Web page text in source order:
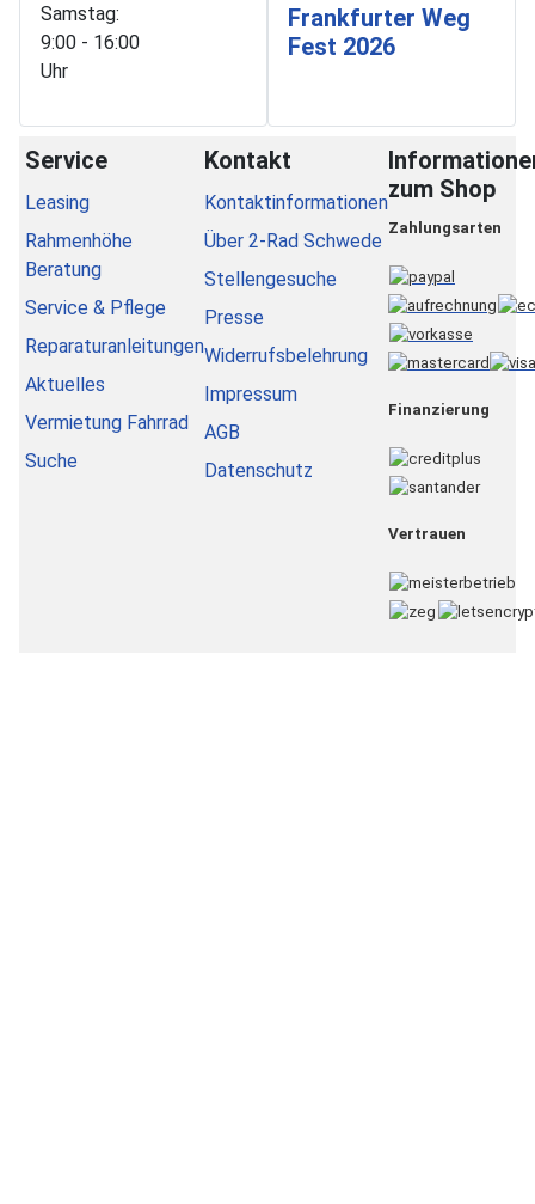
Samstag:
9:00 - 16:00
Uhr
Frankfurter Weg
Fest 2026
Service
Leasing
Rahmenhöhe
Beratung
Service & Pflege
Reparaturanleitungen
Aktuelles
Vermietung Fahrrad
Suche
Kontakt
Kontaktinformationen
Über 2-Rad Schwede
Stellengesuche
Presse
Widerrufsbelehrung
Impressum
AGB
Datenschutz
zum Shop
Zahlungsarten
Finanzierung
Vertrauen